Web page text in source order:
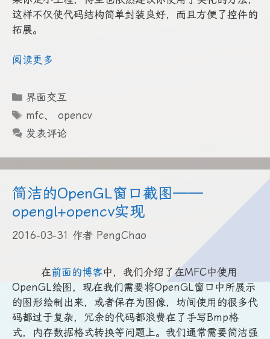
这样不仅使代码结构简单封装良好，而且方便了控件的
拓展。
阅读更多
分
类
界面交互
标
签
mfc、opencv
发表评论
简洁的OpenGL窗口截图——
opengl+opencv实现
2016-03-31 作者 PengChao
在前面的博客中，我们介绍了在MFC中使用
OpenGL绘图，现在我们需要将OpenGL窗口中所展示
的图形绘制出来，或者保存为图像，坊间使用的很多代
码都过于复杂，冗余的代码都浪费在了手写Bmp格
式，内存数据格式转换等问题上。我们通常需要简洁强